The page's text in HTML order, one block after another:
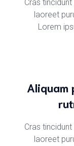
Cras
laoreet
Lorem
Aliquam
Cras
laoreet